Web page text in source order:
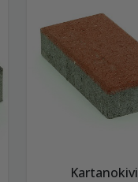
Kartanokivi